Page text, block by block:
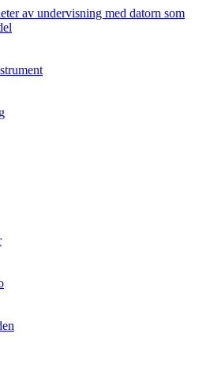
av undervisning med datorn som